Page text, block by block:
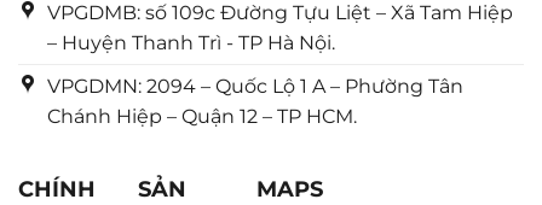
VPGDMB: số 109c Đường Tựu Liệt – Xã Tam Hiệp
– Huyện Thanh Trì - TP Hà Nội.
VPGDMN: 2094 – Quốc Lộ 1 A – Phường Tân
Chánh Hiệp – Quận 12 – TP HCM.
CHÍNH
SẢN
MAPS